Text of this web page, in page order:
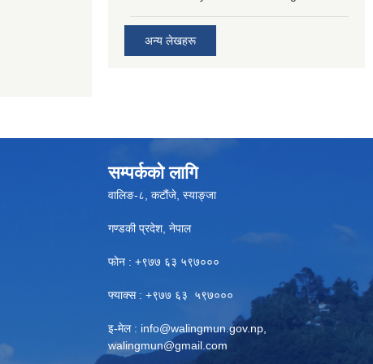
अन्य लेखहरू
सम्पर्कको लागि
वालिङ-८, कटौंजे, स्याङ्जा
गण्डकी प्रदेश, नेपाल
फोन : +९७७ ६३ ५९७०००
फ्याक्स : +९७७ ६३ ५९७०००
इ-मेल : info@walingmun.gov.np
walingmun@gmail.com